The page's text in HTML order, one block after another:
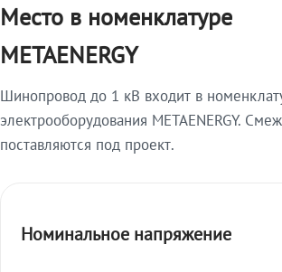
Место в номенклатуре
METAENERGY
Шинопровод до 1 кВ входит в
электрооборудования METAENERGY.
поставляются под проект.
Номинальное напряжение